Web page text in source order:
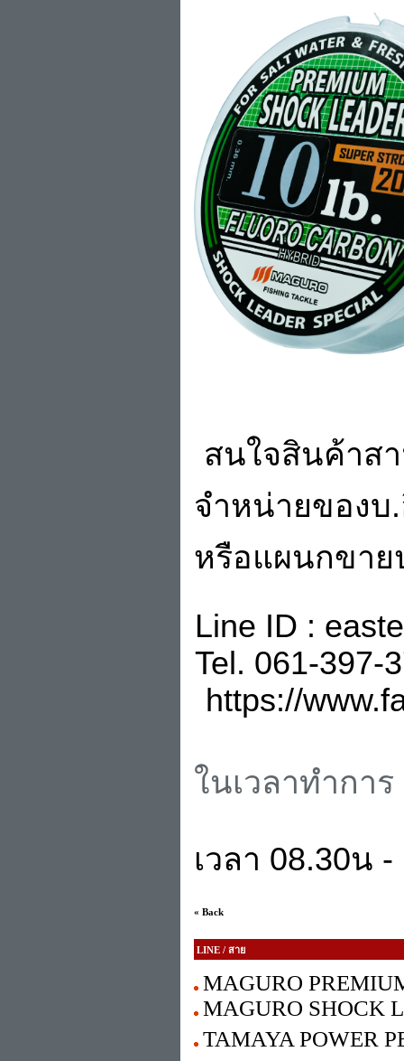
สนใจสินค้าส
จำหน่ายของบ
หรือแผนกขาย
Line ID :
Tel. 061-397-
https://
ในเวลาทำกา
เวลา 08.30น
« Back
LINE / สาย
MAGURO
MAGURO SHOCK
TAMAYA POWER